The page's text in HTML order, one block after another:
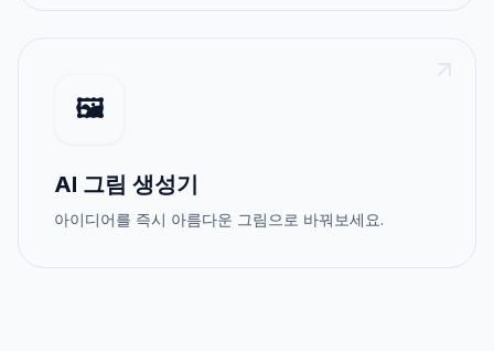
🖼️
AI 그림 생성기
아이디어를 즉시 아름다운 그림으로 바꿔보세요.